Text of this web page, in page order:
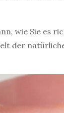
wie Sie es
der